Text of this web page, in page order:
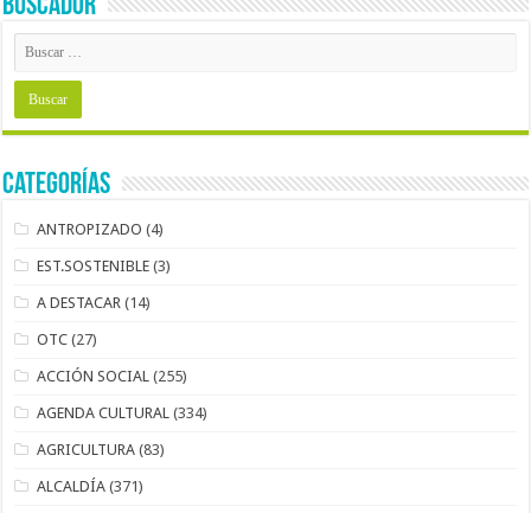
BUSCADOR
Categorías
ANTROPIZADO (4)
EST.SOSTENIBLE (3)
A DESTACAR (14)
OTC (27)
ACCIÓN SOCIAL (255)
AGENDA CULTURAL (334)
AGRICULTURA (83)
ALCALDÍA (371)